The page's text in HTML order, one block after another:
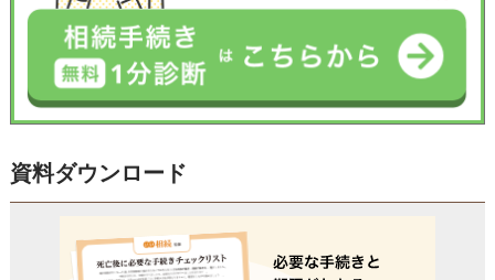
資料ダウンロード